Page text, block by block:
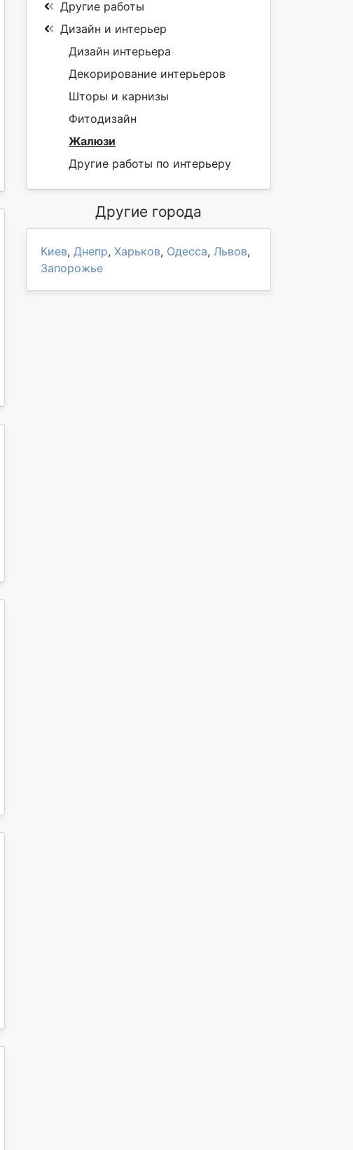
Другие работы
Дизайн и интерьер
Дизайн интерьера
Декорирование интерьеров
Шторы и карнизы
Фитодизайн
Жалюзи
Другие работы по интерьеру
Другие города
Киев, Днепр, Харьков, Одесса, Львов,
Запорожье